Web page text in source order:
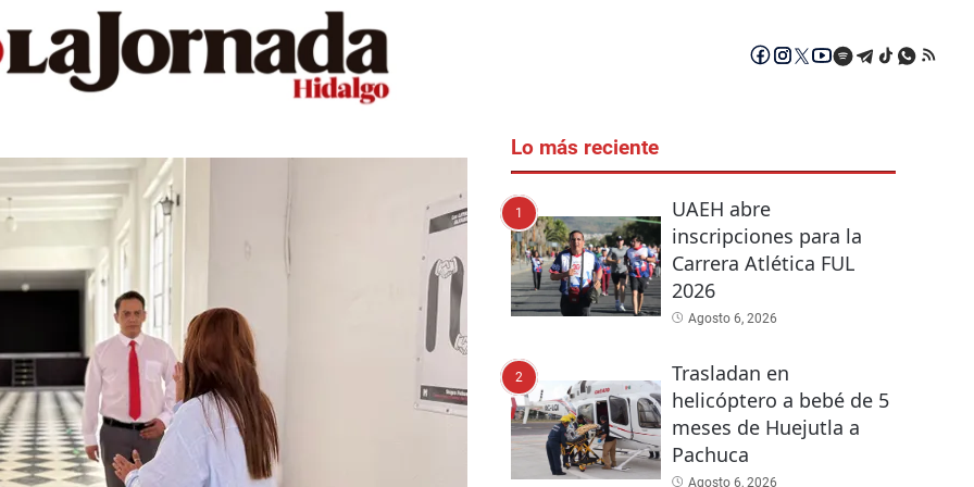
Lo más reciente
1
UAEH abre
inscripciones para la
Carrera Atlética FUL
2026
Agosto 6, 2026
2
Trasladan en
helicóptero a bebé de 5
meses de Huejutla a
Pachuca
Agosto 6, 2026